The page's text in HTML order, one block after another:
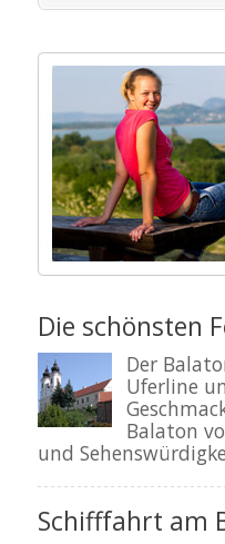
Die schönsten
Der
Uferline
Balaton
und
Schifffahrt am